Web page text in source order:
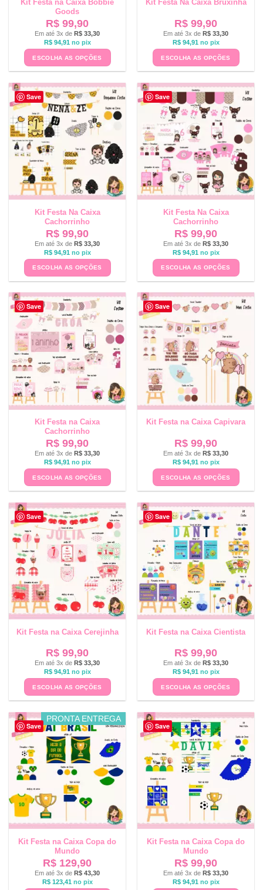
Kit Festa na Caixa Bobbie
Goods
R$ 99,90
Em até 3x de R$ 33,30
R$94,91 no pix
ESCOLHA AS OPÇÕES
Kit Festa Na Caixa Bruxinha
R$ 99,90
Em até 3x de R$ 33,30
R$94,91 no pix
ESCOLHA AS OPÇÕES
Save
Kit Festa Na Caixa
Cachorrinho
R$ 99,90
Em até 3x de R$ 33,30
R$94,91 no pix
ESCOLHA AS OPÇÕES
Save
Kit Festa Na Caixa
Cachorrinho
R$ 99,90
Em até 3x de R$ 33,30
R$94,91 no pix
ESCOLHA AS OPÇÕES
Save
Kit Festa na Caixa
Cachorrinho
R$ 99,90
Em até 3x de R$ 33,30
R$94,91 no pix
ESCOLHA AS OPÇÕES
Save
Kit Festa na Caixa Capivara
R$ 99,90
Em até 3x de R$ 33,30
R$94,91 no pix
ESCOLHA AS OPÇÕES
Save
Kit Festa na Caixa Cerejinha
R$ 99,90
Em até 3x de R$ 33,30
R$94,91 no pix
ESCOLHA AS OPÇÕES
Save
Kit Festa na Caixa Cientista
R$ 99,90
Em até 3x de R$ 33,30
R$94,91 no pix
ESCOLHA AS OPÇÕES
Save
PRONTA ENTREGA
Kit Festa na Caixa Copa do
Mundo
R$ 129,90
Em até 3x de R$ 43,30
R$123,41 no pix
Save
Kit Festa na Caixa Copa do
Mundo
R$ 99,90
Em até 3x de R$ 33,30
R$94,91 no pix